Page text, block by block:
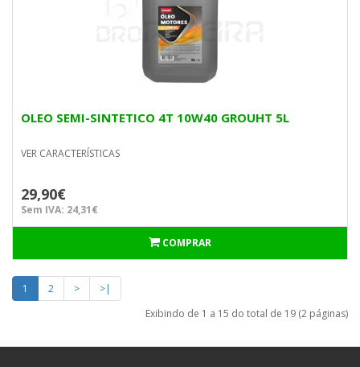
OLEO SEMI-SINTETICO 4T 10W40 GROUHT 5L
VER CARACTERÍSTICAS
29,90€
Sem IVA: 24,31€
COMPRAR
1 2 >
>|
Exibindo de 1 a 15 do total de 19 (2 páginas)